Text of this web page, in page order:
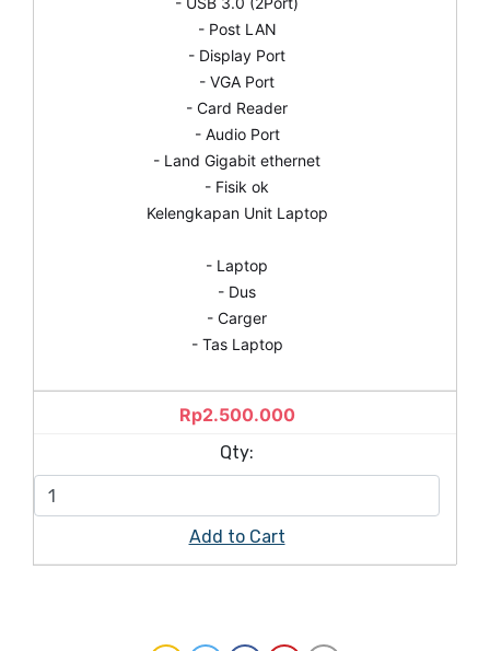
- Post LAN
- Display Port
- VGA Port
- Card Reader
- Audio Port
- Land Gigabit ethernet
- Fisik ok
Kelengkapan Unit Laptop
- Laptop
- Dus
- Carger
- Tas Laptop
Rp2.500.000
Qty:
Add to Cart